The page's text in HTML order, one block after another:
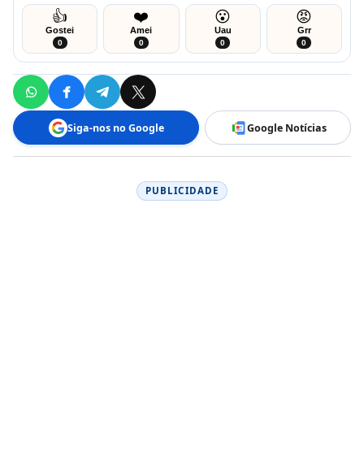
👍
Gostei
0
❤️
Amei
0
😮
Uau
0
😡
Grr
0
Siga-nos no Google Google Notícias
PUBLICIDADE